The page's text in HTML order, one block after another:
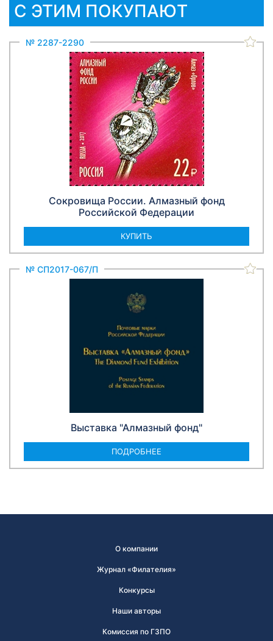
С ЭТИМ ПОКУПАЮТ
№ 2287-2290
Сокровища России. Алмазный фонд
Российской Федерации
КУПИТЬ
№ СП2017-067/П
Выставка "Алмазный фонд"
ПОДРОБНЕЕ
О компании
Журнал «Филателия»
Конкурсы
Наши авторы
Комиссия по ГЗПО